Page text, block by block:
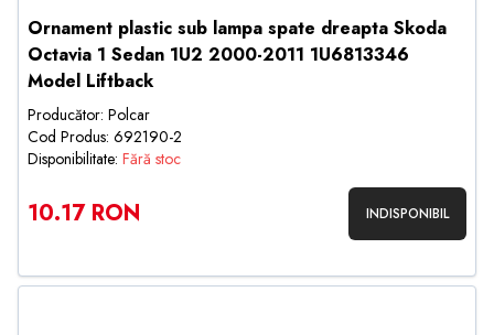
Ornament plastic sub lampa spate dreapta Skoda
Octavia 1 Sedan 1U2 2000-2011 1U6813346
Model Liftback
Producător: Polcar
Cod Produs: 692190-2
Disponibilitate: Fără stoc
10.17 RON INDISPONIBIL